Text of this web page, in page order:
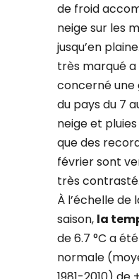
de froid
neige sur les
jusqu’en
très marqué
concerné une
du pays du 7
neige et
que des
février sont
très contrasté.
À l’échelle de
saison, la
de 6.7 °C a
normale